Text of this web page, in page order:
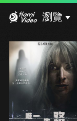
瀏覽